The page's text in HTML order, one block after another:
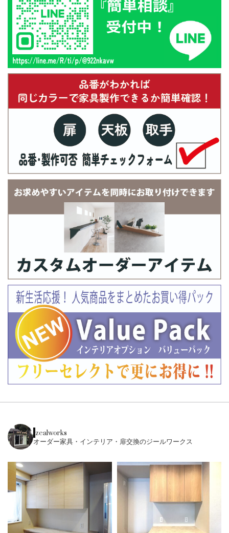
zealworks
オーダー家具・インテリア・扉交換のジールワークス